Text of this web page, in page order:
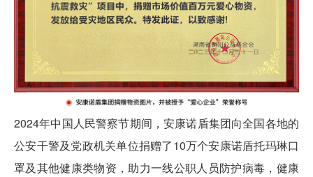
2024年中国人民警察节期间，安康诺盾集团向全国各地的
公安干警及党政机关单位捐赠了10万个安康诺盾托玛琳口
罩及其他健康类物资，助力一线公职人员防护病毒，健康